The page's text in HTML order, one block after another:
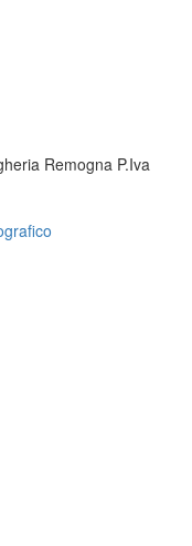
Remogna P.Iva